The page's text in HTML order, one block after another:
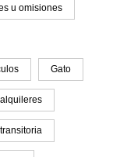
u omisiones
Gato